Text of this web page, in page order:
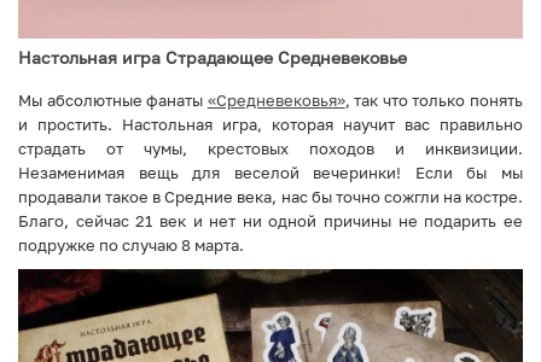
Настольная игра Страдающее Средневековье
Мы абсолютные фанаты «Cредневековья», так что только понять
и простить. Настольная игра, которая научит вас правильно
страдать от чумы, крестовых походов и инквизиции.
Незаменимая вещь для веселой вечеринки! Если бы мы
продавали такое в Cредние века, нас бы точно сожгли на костре.
Благо, сейчас 21 век и нет ни одной причины не подарить ее
подружке по случаю 8 марта.